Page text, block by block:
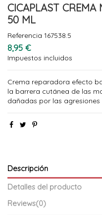
CICAPLAST CREMA
50 ML
Referencia 167538.5
8,95 €
Impuestos incluidos
Crema reparadora efecto
la barrera cutánea de las
dañadas por las
Descripción
Detalles del producto
Reviews(0)